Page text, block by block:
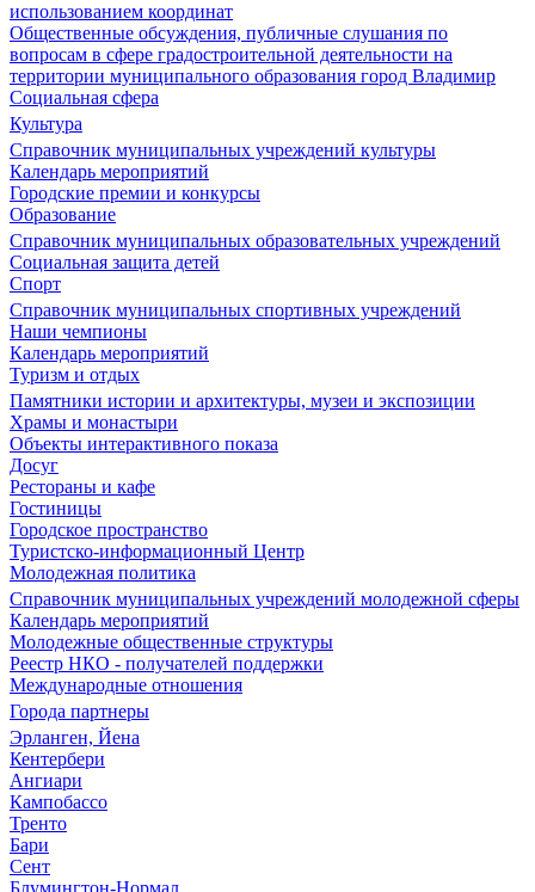
использованием координат
Общественные обсуждения, публичные слушания по
вопросам в сфере градостроительной деятельности на
территории муниципального образования город Владимир
Социальная сфера
Культура
Справочник муниципальных учреждений культуры
Календарь мероприятий
Городские премии и конкурсы
Образование
Справочник муниципальных образовательных учреждений
Социальная защита детей
Спорт
Справочник муниципальных спортивных учреждений
Наши чемпионы
Календарь мероприятий
Туризм и отдых
Памятники истории и архитектуры, музеи и экспозиции
Храмы и монастыри
Объекты интерактивного показа
Досуг
Рестораны и кафе
Гостиницы
Городское пространство
Туристско-информационный Центр
Молодежная политика
Справочник муниципальных учреждений молодежной сферы
Календарь мероприятий
Молодежные общественные структуры
Реестр НКО - получателей поддержки
Международные отношения
Города партнеры
Эрланген, Йена
Кентербери
Ангиари
Кампобассо
Тренто
Бари
Сент
Блумингтон-Нормал